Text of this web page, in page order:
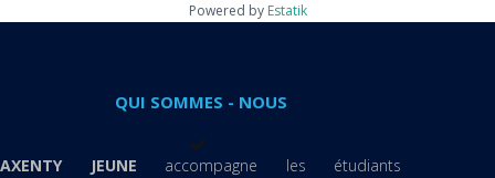
Powered by Estatik
QUI SOMMES - NOUS
AXENTY JEUNE accompagne les étudiants